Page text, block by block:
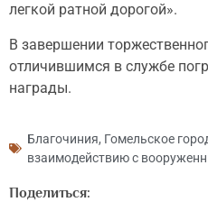
легкой ратной дорогой».
В завершении
отличившимся в службе
награды.
Благочиния, Гомельское
взаимодействию с
Поделиться: